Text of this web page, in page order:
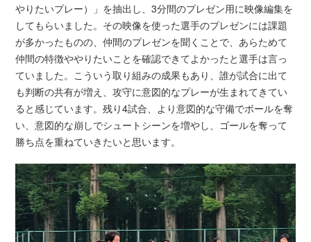
やりたいプレー）」を抽出し、3分間のプレゼン用に映像編集を
してもらいました。その映像を使った選手のプレゼンには課題
が多かったものの、仲間のプレゼンを聞くことで、あらためて
仲間の特徴ややりたいことを確認できてよかったと選手は言っ
ていました。こういう取り組みの成果もあり、誰が試合に出て
も判断の共有が増え、攻守に意図的なプレーが生まれてきてい
ると感じています。残り4試合、より意図的な守備でボールを奪
い、意図的な崩しでシュートシーンを増やし、ゴールを奪って
勝ち点を重ねていきたいと思います。